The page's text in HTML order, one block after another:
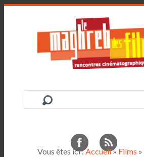
Vous êtes ici :Accueil» Films »